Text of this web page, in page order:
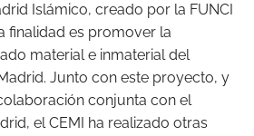
Islámico, creado por la FUNCI
finalidad es promover la
material e inmaterial del
Junto con este proyecto, y
conjunta con el
el CEMI ha realizado otras